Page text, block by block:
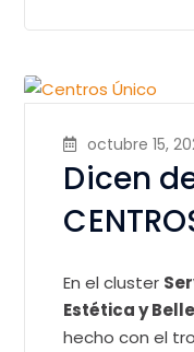
octubre 15,
Dicen
En el cluster
Estética y
hecho con el